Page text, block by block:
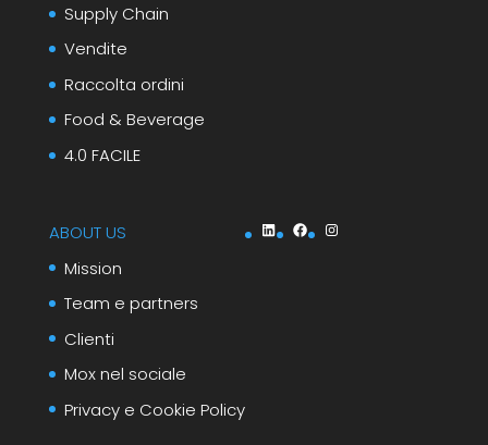
Supply Chain
Vendite
Raccolta ordini
Food & Beverage
4.0 FACILE
ABOUT US
Mission
Team e partners
Clienti
Mox nel sociale
Privacy e Cookie Policy
LinkedInFacebookInstagram